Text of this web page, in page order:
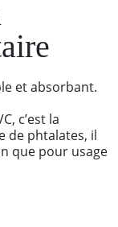
et absorbant.
c’est la
de phtalates, il
que pour usage